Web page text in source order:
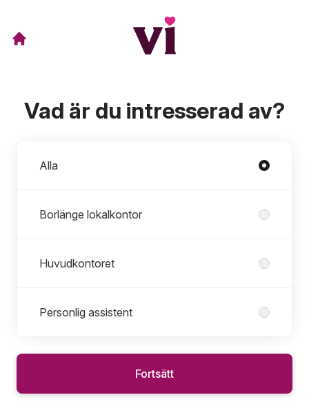
Vad är du intresserad av?
Alla
Borlänge lokalkontor
Huvudkontoret
Personlig assistent
Fortsätt